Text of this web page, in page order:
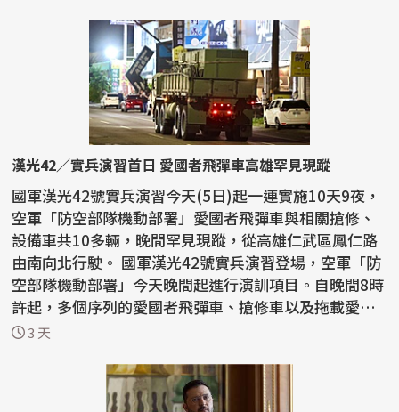
漢光42／實兵演習首日 愛國者飛彈車高雄罕見現蹤
國軍漢光42號實兵演習今天(5日)起一連實施10天9夜，
空軍「防空部隊機動部署」愛國者飛彈車與相關搶修、
設備車共10多輛，晚間罕見現蹤，從高雄仁武區鳳仁路
由南向北行駛。 國軍漢光42號實兵演習登場，空軍「防
空部隊機動部署」今天晚間起進行演訓項目。自晚間8時
許起，多個序列的愛國者飛彈車、搶修車以及拖載愛國
者...3 天